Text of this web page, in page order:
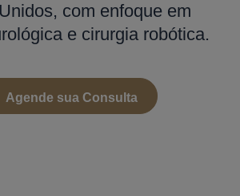
com enfoque em
e cirurgia robótica.
Agende sua Consulta